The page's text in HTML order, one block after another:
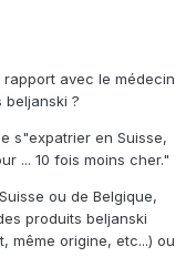
avec le médecin
beljanski ?
s"expatrier en Suisse,
... 10 fois moins cher."
ou de Belgique,
produits beljanski
même origine, etc...) ou